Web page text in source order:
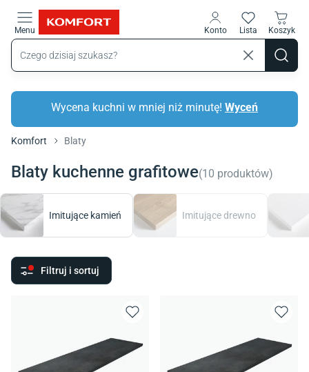
Menu Konto Lista Koszyk
Wycena kuchni w mniej niż minutę! Wyceń
Komfort Blaty
Blaty kuchenne grafitowe(10 produktów)
Imitujące kamień Imitujące drewno
Filtruj i sortuj